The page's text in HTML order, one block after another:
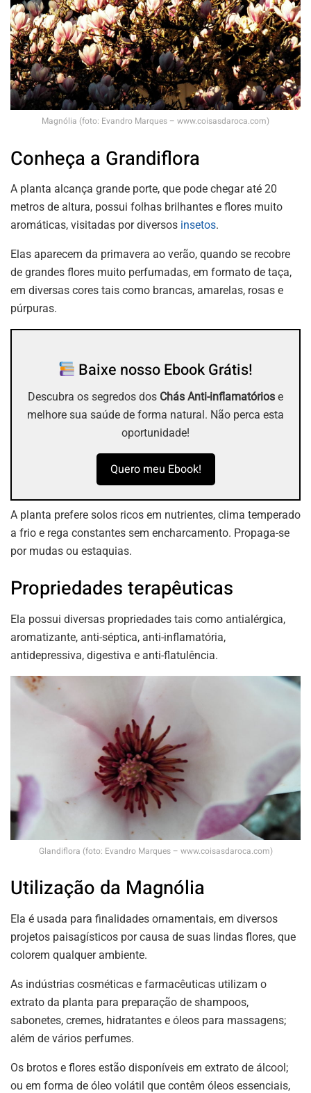
Magnólia (foto: Evandro Marques – www.coisasdaroca.com)
Conheça a Grandiflora
A planta alcança grande porte, que pode chegar até 20
metros de altura, possui folhas brilhantes e flores muito
aromáticas, visitadas por diversos insetos.
Elas aparecem da primavera ao verão, quando se recobre
de grandes flores muito perfumadas, em formato de taça,
em diversas cores tais como brancas, amarelas, rosas e
púrpuras.
Baixe nosso Ebook Grátis!
Descubra os segredos dos Chás Anti-inflamatórios e
melhore sua saúde de forma natural. Não perca esta
oportunidade!
Quero meu Ebook!
A planta prefere solos ricos em nutrientes, clima temperado
a frio e rega constantes sem encharcamento. Propaga-se
por mudas ou estaquias.
Propriedades terapêuticas
Ela possui diversas propriedades tais como antialérgica,
aromatizante, anti-séptica, anti-inflamatória,
antidepressiva, digestiva e anti-flatulência.
Glandiflora (foto: Evandro Marques – www.coisasdaroca.com)
Utilização da Magnólia
Ela é usada para finalidades ornamentais, em diversos
projetos paisagísticos por causa de suas lindas flores, que
colorem qualquer ambiente.
As indústrias cosméticas e farmacêuticas utilizam o
extrato da planta para preparação de shampoos,
sabonetes, cremes, hidratantes e óleos para massagens;
além de vários perfumes.
Os brotos e flores estão disponíveis em extrato de álcool;
ou em forma de óleo volátil que contêm óleos essenciais,